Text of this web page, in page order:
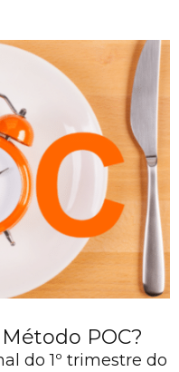
POC?
do 1º trimestre do